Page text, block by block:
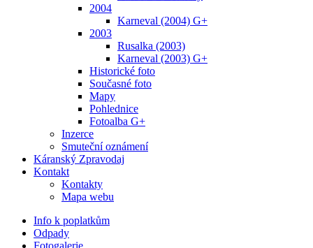
2004
Karneval (2004) G+
2003
Rusalka (2003)
Karneval (2003) G+
Historické foto
Současné foto
Mapy
Pohlednice
Fotoalba G+
Inzerce
Smuteční oznámení
Káranský Zpravodaj
Kontakt
Kontakty
Mapa webu
Info k poplatkům
Odpady
Fotogalerie